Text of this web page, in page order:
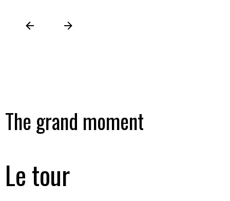
The grand moment
Le tour